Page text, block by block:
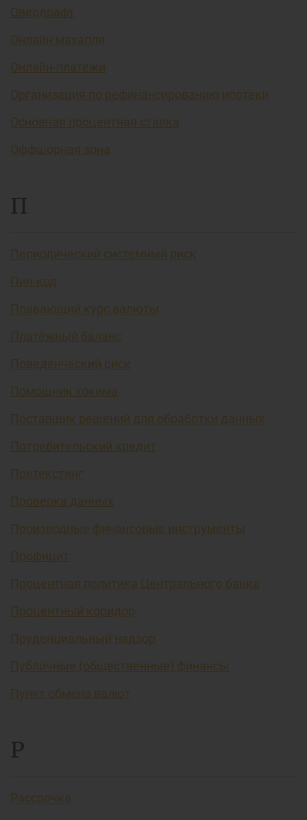
Овердрафт
Онлайн махалля
Онлайн-платежи
Организация по рефинансированию ипотеки
Основная процентная ставка
Оффшорная зона
П
Периодический системный риск
Пин-код
Плавающий курс валюты
Платёжный баланс
Поведенческий риск
Помощник хокима
Поставщик решений для обработки данных
Потребительский кредит
Претекстинг
Проверка данных
Производные финансовые инструменты
Профицит
Процентная политика Центрального банка
Процентный коридор
Пруденциальный надзор
Публичные (общественные) финансы
Пункт обмена валют
Р
Рассрочка